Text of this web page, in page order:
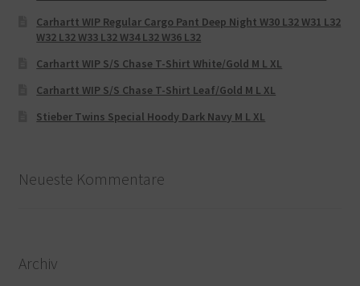
Carhartt WIP Regular Cargo Pant Deep Night W30 L32 W31 L32
W32 L32 W33 L32 W34 L32 W36 L32
Carhartt WIP S/S Chase T-Shirt White/Gold M L XL
Carhartt WIP S/S Chase T-Shirt Leaf/Gold M L XL
Stieber Twins Special Hoody Dark Navy M L XL
Neueste Kommentare
Archiv